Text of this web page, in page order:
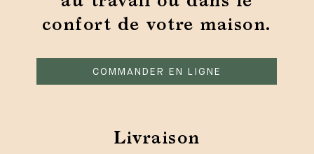
confort de votre maison.
COMMANDER EN LIGNE
Livraison